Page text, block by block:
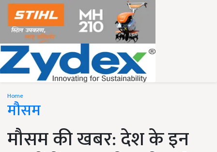
Home
मौसम
मौसम की खबर: देश के इन